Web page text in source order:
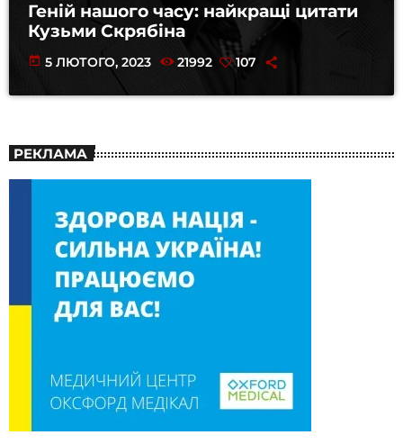
Геній нашого часу: найкращі цитати
Кузьми Скрябіна
today 5 ЛЮТОГО, 2023 21992 107
РЕКЛАМА